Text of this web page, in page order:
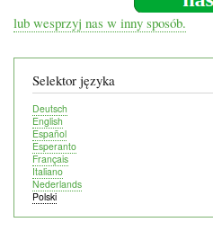
lub wesprzyj nas w inny sposób.
Selektor języka
Deutsch
English
Español
Esperanto
Français
Italiano
Nederlands
Polski